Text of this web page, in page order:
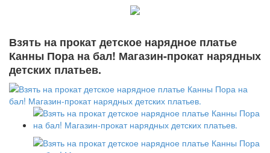
Взять на прокат детское нарядное платье
Канны Пора на бал! Магазин-прокат нарядных
детских платьев.